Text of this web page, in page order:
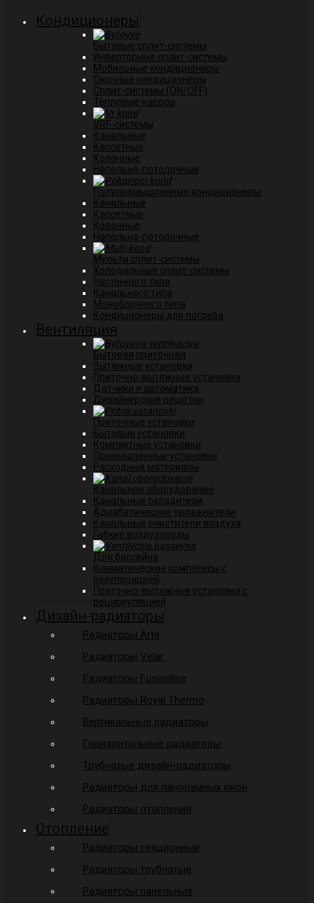
Кондиционеры
Бытовые сплит-системы
Инверторные сплит-системы
Мобильные кондиционеры
Оконные кондиционеры
Сплит-системы (ON/OFF)
Тепловые насосы
VRF-системы
Канальные
Касcетные
Колонные
Напольно-потолочные
Полупромышленные кондиционеры
Канальные
Кассетные
Колонные
Напольно-потолочные
Мульти сплит-системы
Холодильные сплит-системы
Настенного типа
Канального типа
Моноблочного типа
Кондиционеры для погреба
Вентиляция
Бытовая приточная
Вытяжные установки
Приточно-вытяжные установки
Датчики и автоматика
Дизайнерские решётки
Приточные установки
Бытовые установки
Компактные установки
Промышленные установки
Расходные материалы
Канальное оборудование
Канальные охладители
Адиабатические увлажнители
Канальные очистители воздуха
Гибкие воздуховоды
Для бассейна
Климатические комплексы с
рекуперацией
Приточно-вытяжные установки с
рециркуляцией
Дизайн-радиаторы
Радиаторы Arte
Радиаторы Velar
Радиаторы Fusionline
Радиаторы Royal Thermo
Вертикальные радиаторы
Горизонтальные радиаторы
Трубчатые дизайн-радиаторы
Радиаторы для панорамных окон
Радиаторы отопления
Отопление
Радиаторы секционные
Радиаторы трубчатые
Радиаторы панельные